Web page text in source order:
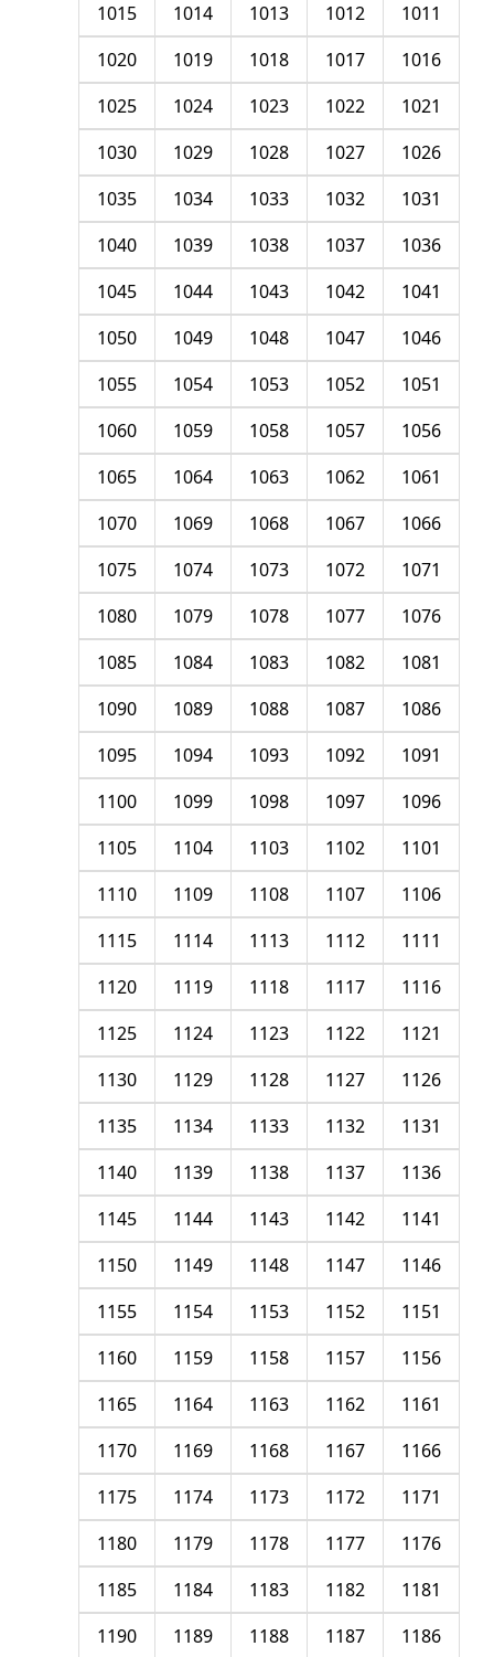
1011
1012
1013
1014
1015
1016
1017
1018
1019
1020
1021
1022
1023
1024
1025
1026
1027
1028
1029
1030
1031
1032
1033
1034
1035
1036
1037
1038
1039
1040
1041
1042
1043
1044
1045
1046
1047
1048
1049
1050
1051
1052
1053
1054
1055
1056
1057
1058
1059
1060
1061
1062
1063
1064
1065
1066
1067
1068
1069
1070
1071
1072
1073
1074
1075
1076
1077
1078
1079
1080
1081
1082
1083
1084
1085
1086
1087
1088
1089
1090
1091
1092
1093
1094
1095
1096
1097
1098
1099
1100
1101
1102
1103
1104
1105
1106
1107
1108
1109
1110
1111
1112
1113
1114
1115
1116
1117
1118
1119
1120
1121
1122
1123
1124
1125
1126
1127
1128
1129
1130
1131
1132
1133
1134
1135
1136
1137
1138
1139
1140
1141
1142
1143
1144
1145
1146
1147
1148
1149
1150
1151
1152
1153
1154
1155
1156
1157
1158
1159
1160
1161
1162
1163
1164
1165
1166
1167
1168
1169
1170
1171
1172
1173
1174
1175
1176
1177
1178
1179
1180
1181
1182
1183
1184
1185
1186
1187
1188
1189
1190